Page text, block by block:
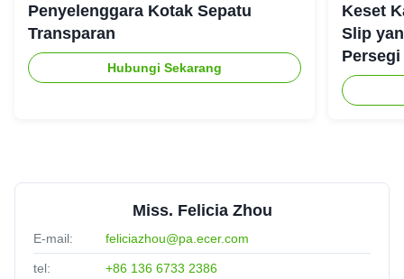
Penyelenggara Kotak Sepatu
Transparan
Hubungi Sekarang
Keset
Slip
Miss. Felicia Zhou
E-mail: feliciazhou@pa.ecer.com
tel: +86 136 6733 2386